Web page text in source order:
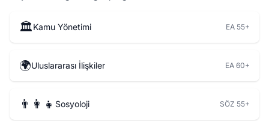
🏛️Kamu Yönetimi EA 55+
🌍Uluslararası İlişkiler EA 60+
👨‍👩‍👧 Sosyoloji SÖZ 55+